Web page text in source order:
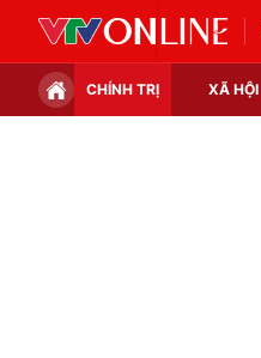
CHÍNH TRỊ XÃ HỘI